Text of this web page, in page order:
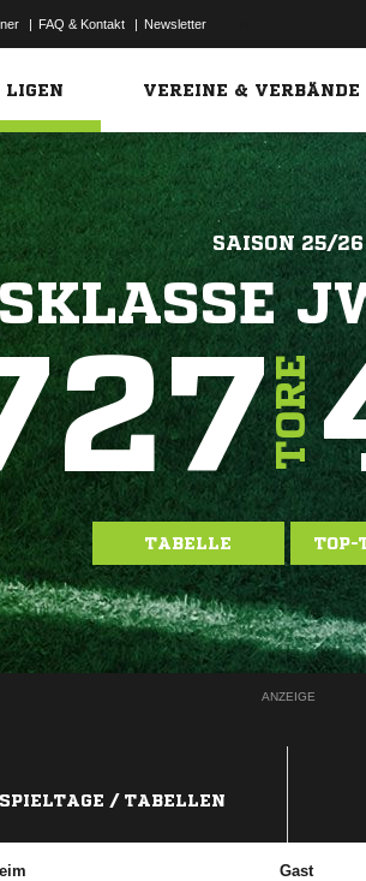
| FAQ & Kontakt | Newsletter
LIGEN VEREINE & VERBÄNDE
SAISON 25/26
TORE
TABELLE TOP-
ANZEIGE
SPIELTAGE / TABELLEN
Gast